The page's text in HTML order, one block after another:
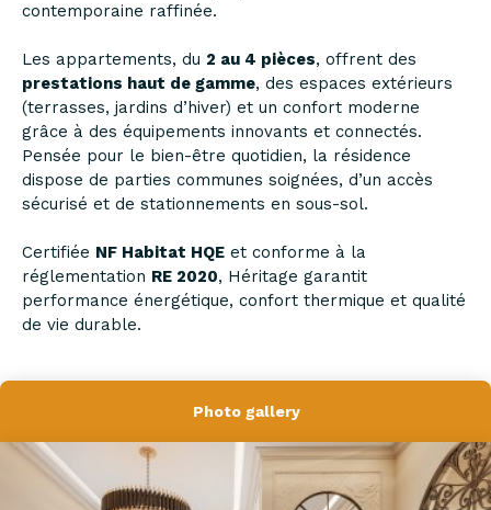
contemporaine raffinée.
Les appartements, du 2 au 4 pièces, offrent des
prestations haut de gamme, des espaces extérieurs
(terrasses, jardins d’hiver) et un confort moderne
grâce à des équipements innovants et connectés.
Pensée pour le bien-être quotidien, la résidence
dispose de parties communes soignées, d’un accès
sécurisé et de stationnements en sous-sol.
Certifiée NF Habitat HQE et conforme à la
réglementation RE 2020, Héritage garantit
performance énergétique, confort thermique et qualité
de vie durable.
Photo gallery